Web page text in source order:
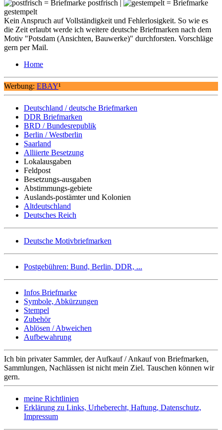
= Briefmarke postfrisch |
= Briefmarke
gestempelt
Kein Anspruch auf Vollständigkeit und Fehlerlosigkeit. So wie es
die Zeit erlaubt werde ich weitere deutsche Briefmarken nach dem
Motiv "Potsdam (Ansichten, Bauwerke)" durchforsten. Vorschläge
gern per Mail.
Home
Werbung: EBAY¹
Deutschland / deutsche Briefmarken
DDR Briefmarken
BRD / Bundesrepublik
Berlin / Westberlin
Saarland
Alliierte Besetzung
Lokalausgaben
Feldpost
Besetzungs-ausgaben
Abstimmungs-gebiete
Auslands-postämter und Kolonien
Altdeutschland
Deutsches Reich
Deutsche Motivbriefmarken
Postgebühren: Bund, Berlin, DDR, ...
Infos Briefmarke
Symbole, Abkürzungen
Stempel
Zubehör
Ablösen / Abweichen
Aufbewahrung
Ich bin privater Sammler, der Aufkauf / Ankauf von Briefmarken,
Sammlungen, Nachlässen ist nicht mein Ziel. Tauschen können wir
gern.
meine Richtlinien
Erklärung zu Links, Urheberecht, Haftung, Datenschutz,
Impressum